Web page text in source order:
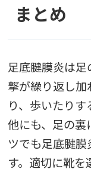
まとめ
足底腱膜炎は
撃が繰り返し
り、歩いたりす
他にも、足の
ツでも足底腱
す。適切に靴